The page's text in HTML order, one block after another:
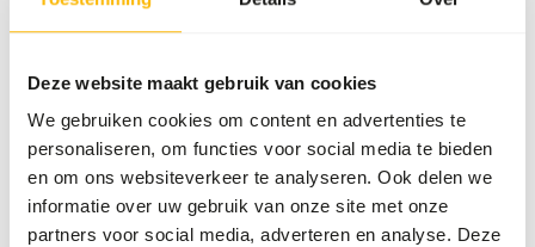
Deze website maakt gebruik van cookies
We gebruiken cookies om content en advertenties te
personaliseren, om functies voor social media te bieden
en om ons websiteverkeer te analyseren. Ook delen we
informatie over uw gebruik van onze site met onze
partners voor social media, adverteren en analyse. Deze
per day per animal. Do not give too much feed, so that the
the most tasty bits (selective feeding) and leave the other
necessary nutrients behind. • If the guinea pigs eat too
selectively, feed preferably pellets. • Always feed guinea
pigs straw or hay. They need a lot of extra fibres. •
Vegetable or fruit supplements can be given, but are not
necessary, thanks to the vitamin C in the feed.